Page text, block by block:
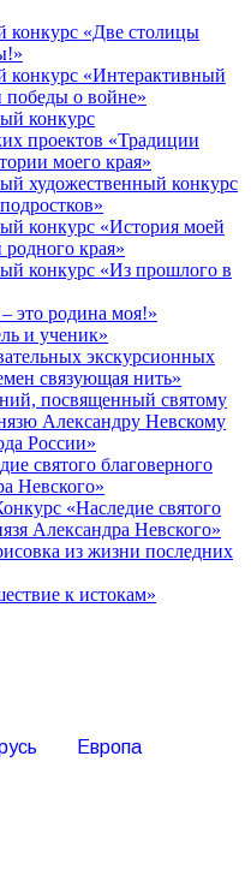
«Две столицы
«Интерактивный
о войне»
конкурс
проектов «Традиции
моего края»
художественный конкурс
конкурс «История моей
края»
конкурс «Из прошлого в
это родина моя!»
и ученик»
экскурсионных
связующая нить»
посвященный святому
Александру Невскому
России»
святого благоверного
Невского»
«Наследие святого
Александра Невского»
из жизни последних
к истокам»
Европа